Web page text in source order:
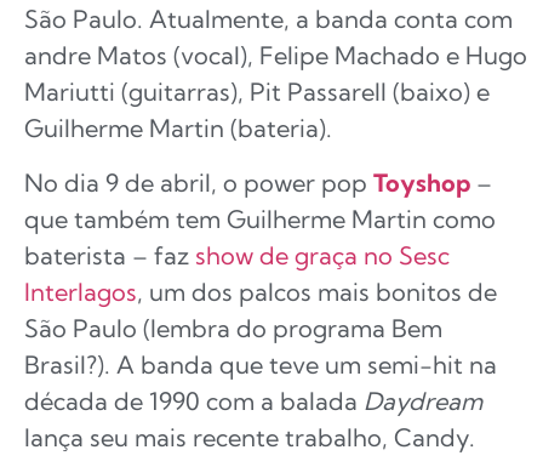
São Paulo. Atualmente, a banda conta com
andre Matos (vocal), Felipe Machado e Hugo
Mariutti (guitarras), Pit Passarell (baixo) e
Guilherme Martin (bateria).
No dia 9 de abril, o power pop Toyshop –
que também tem Guilherme Martin como
baterista – faz show de graça no Sesc
Interlagos, um dos palcos mais bonitos de
São Paulo (lembra do programa Bem
Brasil?). A banda que teve um semi-hit na
década de 1990 com a balada Daydream
lança seu mais recente trabalho, Candy.